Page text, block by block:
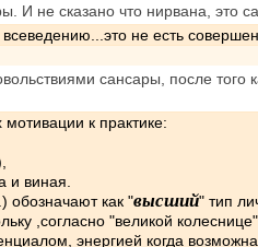
И не сказано что нирвана, это
не есть
сансары, после того
к практике:
и виная.
обозначают как "высший" тип
,согласно "великой
энергией когда